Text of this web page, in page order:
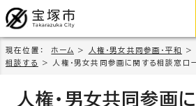
現在位置： ホーム > 人権・男女共同参画・平和 >
相談する
> 人権・男女共同参画に関する相談窓口
人権・男女共同参画